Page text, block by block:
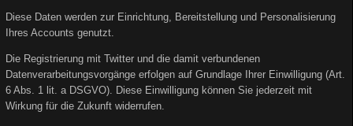
Diese Daten werden zur Einrichtung, Bereitstellung und Personalisierung
Ihres Accounts genutzt.
Die Registrierung mit Twitter und die damit verbundenen
Datenverarbeitungsvorgänge erfolgen auf Grundlage Ihrer Einwilligung (Art.
6 Abs. 1 lit. a DSGVO). Diese Einwilligung können Sie jederzeit mit
Wirkung für die Zukunft widerrufen.